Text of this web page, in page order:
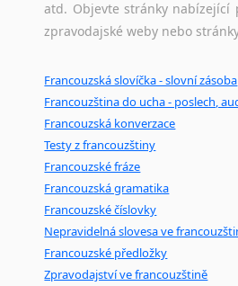
Korsičtina
Kumykština
Kyrgyzština
Laoština
Laponština
Latina
Lezginština
Lingala
Litevština
Lotyšština
Luba
atd. Objevte stránky nabízející
zpravodajské weby nebo
Francouzská slovíčka - slovní zásoba
Francouzština do ucha - poslech,
Francouzská konverzace
Testy z francouzštiny
Francouzské fráze
Francouzská gramatika
Francouzské číslovky
Nepravidelná slovesa ve
Francouzské předložky
Zpravodajství ve francouzštině